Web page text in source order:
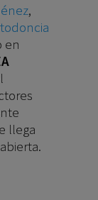
,
en
llega